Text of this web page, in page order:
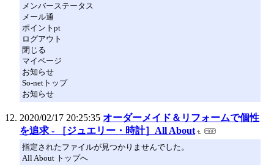
メンバーステータス
メール通
ポイントpt
ログアウト
閉じる
マイページ
お知らせ
So-netトップ
お知らせ
2020/02/17 20:25:35 オーダーメイド＆リフォームで個性
を追求 - ［ジュエリー・時計］All About
指定されたファイルが見つかりませんでした。
All About トップへ